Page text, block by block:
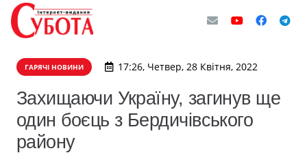
ГАРЯЧІ НОВИНИ 17:26, Четвер, 28 Квітня, 2022
Захищаючи Україну, загинув ще
один боєць з Бердичівського
району